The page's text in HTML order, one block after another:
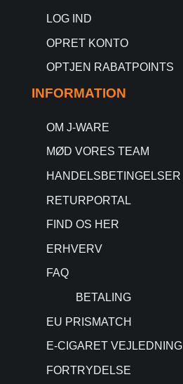
LOG IND
OPRET KONTO
OPTJEN RABATPOINTS
INFORMATION
OM J-WARE
MØD VORES TEAM
HANDELSBETINGELSER
RETURPORTAL
FIND OS HER
ERHVERV
FAQ
BETALING
EU PRISMATCH
E-CIGARET VEJLEDNING
FORTRYDELSE